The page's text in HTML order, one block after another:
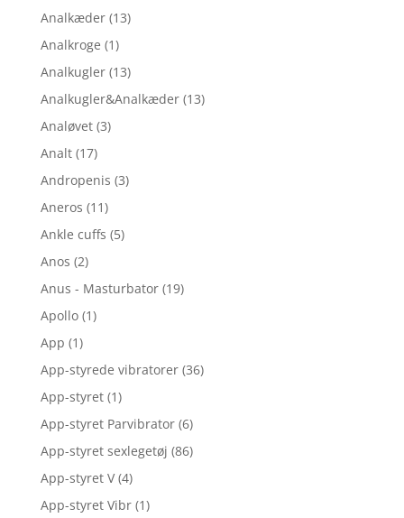
Analkæder (13)
Analkroge (1)
Analkugler (13)
Analkugler&Analkæder (13)
Analøvet (3)
Analt (17)
Andropenis (3)
Aneros (11)
Ankle cuffs (5)
Anos (2)
Anus - Masturbator (19)
Apollo (1)
App (1)
App-styrede vibratorer (36)
App-styret (1)
App-styret Parvibrator (6)
App-styret sexlegetøj (86)
App-styret V (4)
App-styret Vibr (1)